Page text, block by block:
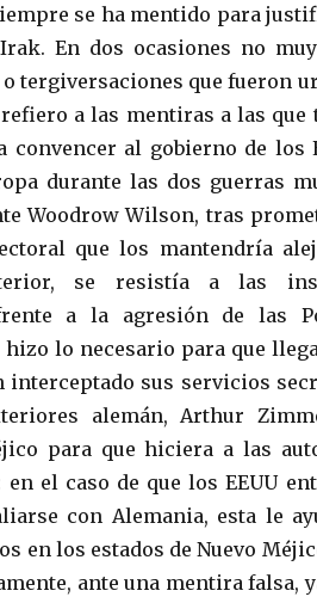
se ha mentido para
En dos ocasiones no
tergiversaciones que fueron
a las mentiras a las que
al gobierno de los
durante las dos guerras
Woodrow Wilson, tras
que los mantendría
se resistía a las
a la agresión de las
lo necesario para que
interceptado sus servicios
alemán, Arthur
para que hiciera a las
el caso de que los EEUU
con Alemania, esta le
en los estados de Nuevo
ante una mentira falsa,